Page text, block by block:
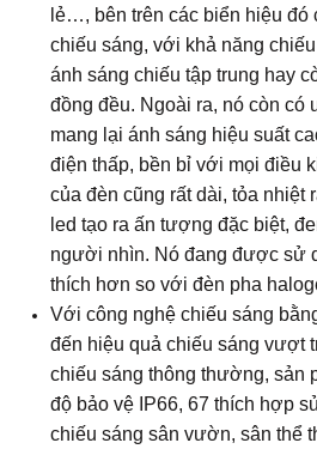
lẻ…, bên trên các biển hiệu đó
chiếu sáng, với khả năng
ánh sáng chiếu tập trung hay
đồng đều. Ngoài ra, nó còn
mang lại ánh sáng hiệu suất
điện thấp, bền bỉ với mọi điều
của đèn cũng rất dài, tỏa
led tạo ra ấn tượng đặc biệt,
người nhìn. Nó đang được sử
thích hơn so với đèn pha
Với công nghệ chiếu sáng
đến hiệu quả chiếu sáng vượt
chiếu sáng thông thường, sản
độ bảo vệ IP66, 67 thích hợp
chiếu sáng sân vườn, sân thể